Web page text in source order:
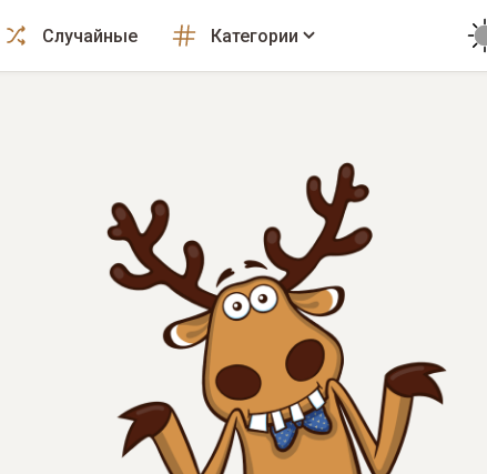
Случайные Категории